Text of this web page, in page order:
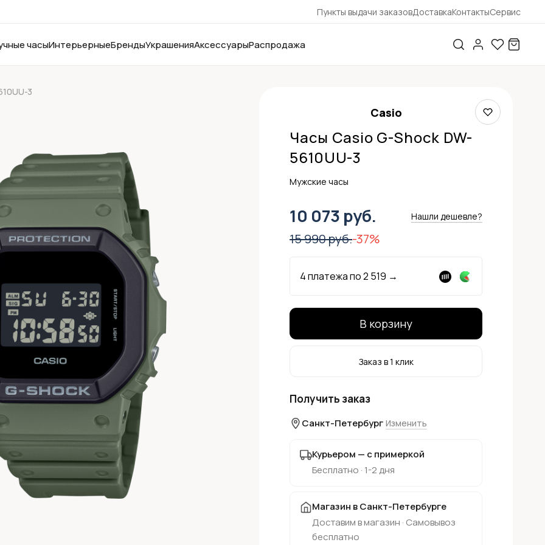
Пункты выдачи заказовДоставкаКонтактыСервис
часыИнтерьерныеБрендыУкрашенияАксессуарыРаспродажа
3
Casio
Часы Casio G-Shock DW-
5610UU-3
Мужские часы
10 073 руб. Нашли дешевле?
15 990 руб.-37%
4 платежа по2 519 →
В корзину
Заказ в 1 клик
Получить заказ
Санкт-Петербург Изменить
Курьером — с примеркой
Бесплатно · 1-2 дня
Магазин в Санкт-Петербурге
Доставим в магазин · Самовывоз
бесплатно